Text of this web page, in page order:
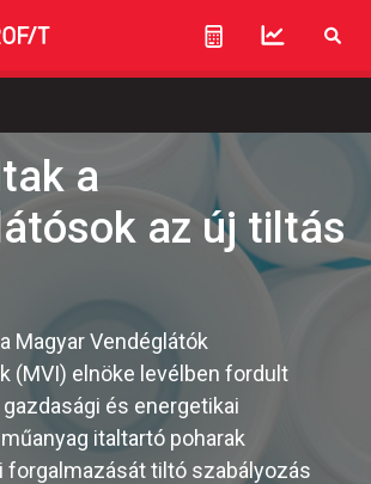
a
az új tiltás
Magyar Vendéglátók
(MVI) elnöke levélben fordult
és energetikai
italtartó poharak
forgalmazását tiltó szabályozás